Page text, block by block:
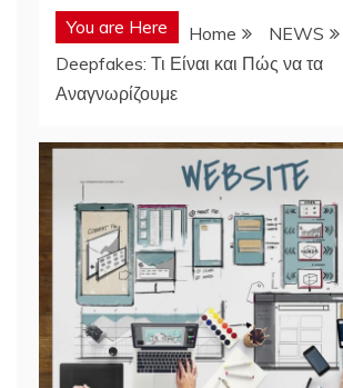
You are Here Home
NEWS
Deepfakes: Τι Είναι και Πώς να τα
Αναγνωρίζουμε